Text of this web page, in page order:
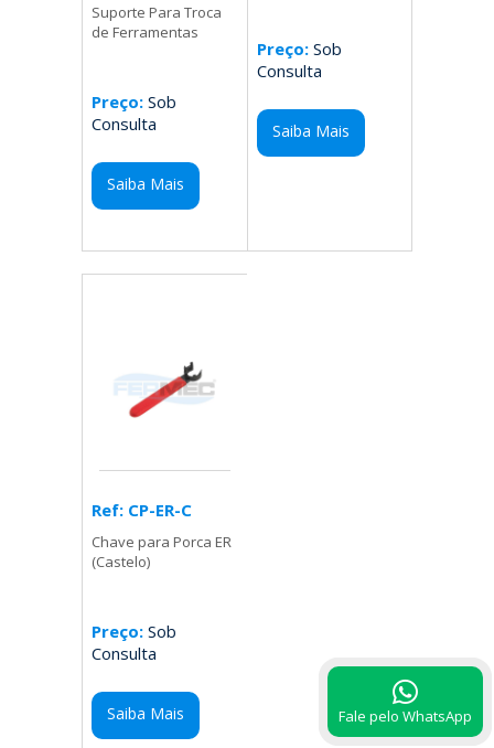
Suporte Para Troca
de Ferramentas
Preço: Sob
Consulta
Saiba Mais
Preço:Sob
Consulta
Saiba Mais
Ref: CP-ER-C
Chave para Porca ER
(Castelo)
Preço: Sob
Consulta
Saiba Mais Fale pelo WhatsApp